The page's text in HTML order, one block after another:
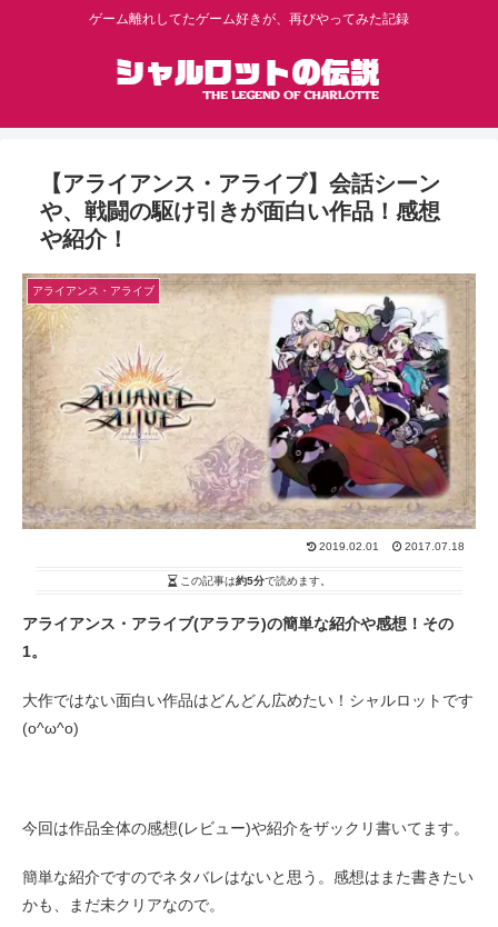
ゲーム離れしてたゲーム好きが、再びやってみた記録
【アライアンス・アライブ】会話シーン
や、戦闘の駆け引きが面白い作品！感想
や紹介！
アライアンス・アライブ
2019.02.01 2017.07.18
この記事は約5分で読めます。
アライアンス・アライブ(アラアラ)の簡単な紹介や感想！その
1。
大作ではない面白い作品はどんどん広めたい！シャルロットです
(o^ω^o)
今回は作品全体の感想(レビュー)や紹介をザックリ書いてます。
簡単な紹介ですのでネタバレはないと思う。感想はまた書きたい
かも、まだ未クリアなので。